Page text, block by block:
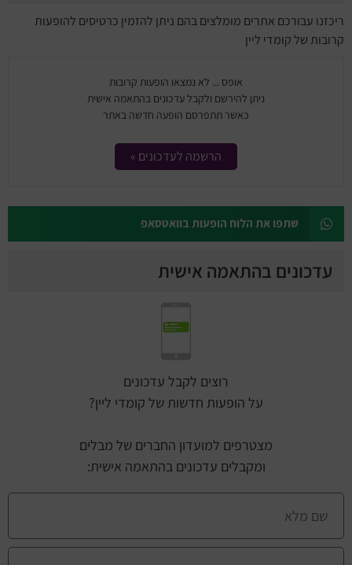
ריכזנו עבורכם אתרים מומלצים בהם ניתן להזמין כרטיסים להופעות
קרובות של קומדי ליין
אופס ... לא נמצאו הופעות קרובות
ניתן להירשם ולקבל עדכונים בהתאמה אישית
כאשר תתפרסם הופעה חדשה באתר
הרשמה לעדכונים »
שתפו את הלוח הופעות בוואטסאפ
עדכונים בהתאמה אישית
רוצים לקבל עדכונים
על הופעות חדשות של קומדי ליין?
מצטרפים למועדון החברים של מבלים
ומקבלים עדכונים בהתאמה אישית: